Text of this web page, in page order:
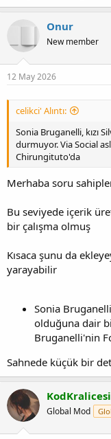
Onur
New member
12 May 2026
celikci' Alıntı:
Sonia Bruganelli, kızı
durmuyor. Via Social
Chirungituto'da
Merhaba soru
Bu seviyede içerik
bir çalışma olmuş
Kısaca şunu da
yarayabilir
Sonia
olduğuna dair
Bruganelli'nin
Sahnede küçük bir
KodKralicesi
Global Mod